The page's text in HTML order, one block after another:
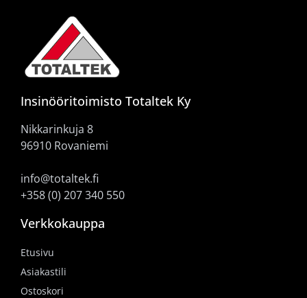
Insinööritoimisto Totaltek Ky
Nikkarinkuja 8
96910 Rovaniemi
info@totaltek.fi
+358 (0) 207 340 550
Verkkokauppa
Etusivu
Asiakastili
Ostoskori